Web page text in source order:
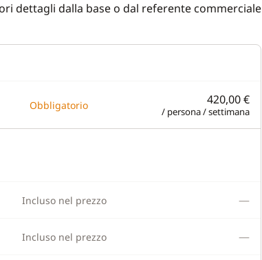
dettagli dalla base o dal referente commerciale
Obbligatorio 420,00 €
/ persona / settimana
Incluso nel prezzo —
Incluso nel prezzo —